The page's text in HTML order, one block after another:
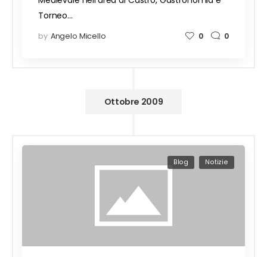
Torneo…
by Angelo Micello 0 0
Ottobre 2009
Blog Notizie